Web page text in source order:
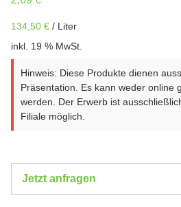
134,50 € / Liter
inkl. 19 % MwSt.
Hinweis: Diese Produkte dienen
Präsentation. Es kann weder online
werden. Der Erwerb ist
Filiale möglich.
Jetzt anfragen